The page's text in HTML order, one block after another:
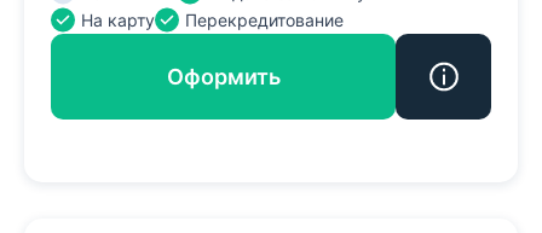
На карту
Перекредитование
Оформить